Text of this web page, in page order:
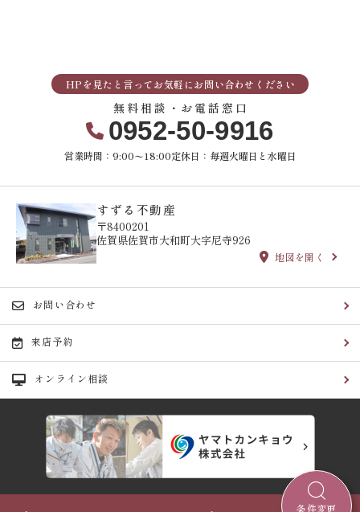
条件変更
HPを見たと言ってお気軽にお問い合わせください
無料相談・お電話窓口
0952-50-9916
営業時間：9:00〜18:00定休日：毎週火曜日と水曜日
すずる不動産
〒8400201
佐賀県佐賀市大和町大字尼寺926
地図を開く
お問い合わせ
来店予約
オンライン相談